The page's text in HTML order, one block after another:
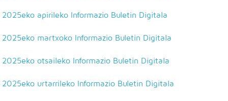
2025eko apirileko Informazio Buletin Digitala
2025eko martxoko Informazio Buletin Digitala
2025eko otsaileko Informazio Buletin Digitala
2025eko urtarrileko Informazio Buletin Digitala